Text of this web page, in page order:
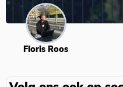
Floris Roos